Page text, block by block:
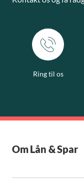
Ring til os
Om Lån & Spar